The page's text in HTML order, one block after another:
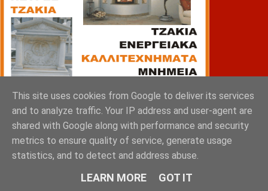
ΠΙΑΤΣΑ
This site uses cookies from Google to deliver its services
and to analyze traffic. Your IP address and user-agent are
shared with Google along with performance and security
metrics to ensure quality of service, generate usage
statistics, and to detect and address abuse.
LEARN MORE GOT IT